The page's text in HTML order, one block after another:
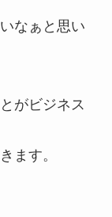
なぁと思い
がビジネス
ます。